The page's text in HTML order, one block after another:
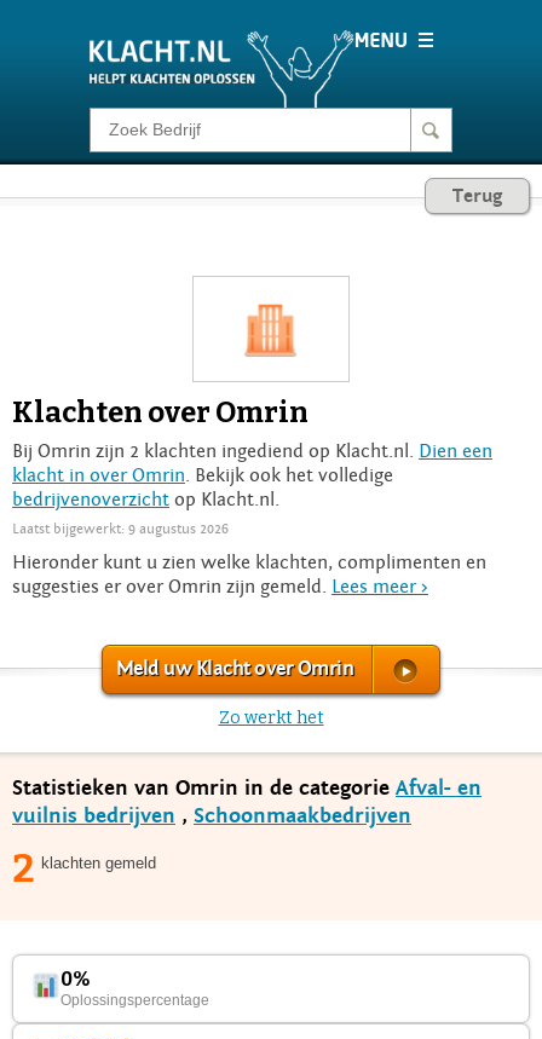
Klacht melden
Login
Terug
Klachten over Omrin
Bij Omrin zijn 2 klachten ingediend op Klacht.nl. Dien een
klacht in over Omrin . Bekijk ook het volledige
bedrijvenoverzicht op Klacht.nl.
Laatst bijgewerkt: 9 augustus 2026
Hieronder kunt u zien welke klachten, complimenten en
suggesties er over Omrin zijn gemeld. Lees meer >
Meld uw Klacht over Omrin
Zo werkt het
Statistieken van Omrin in de categorie Afval- en
vuilnis bedrijven , Schoonmaakbedrijven
2 klachten gemeld
0%
Oplossingspercentage